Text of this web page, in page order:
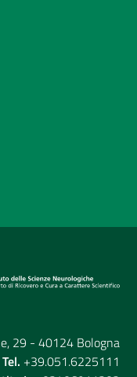
29 - 40124 Bologna
Tel. +39.051.6225111